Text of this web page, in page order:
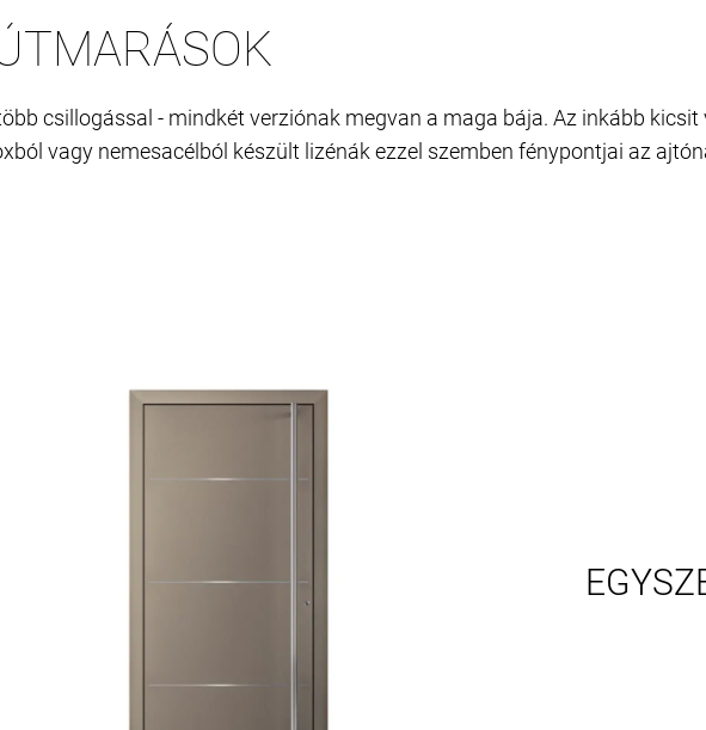
csillogással - mindkét verziónak megvan a maga bája. Az inkább
vagy nemesacélból készült lizénák ezzel szemben fénypontjai az